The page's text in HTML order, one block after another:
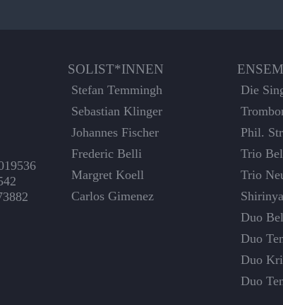
SOLIST*INNEN
Stefan Temmingh
Sebastian Klinger
Johannes Fischer
Frederic Belli
Margret Koell
Carlos Gimenez
Die
Phil.
Trio
Trio
Duo
Duo
Duo
Duo